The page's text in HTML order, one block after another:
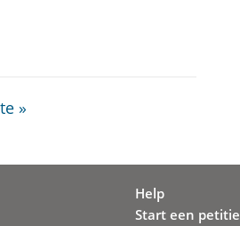
»
Help
Start een petitie